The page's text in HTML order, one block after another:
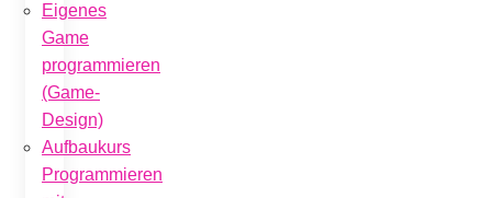
Eigenes
Game
programmieren
(Game-
Design)
Aufbaukurs
Programmieren